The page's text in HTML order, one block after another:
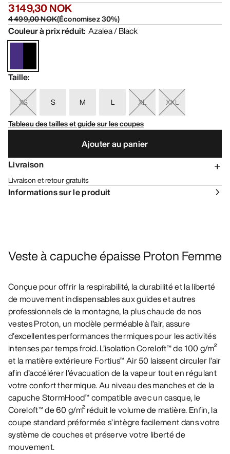
3 149,30 NOK
4 499,00 NOK(Économisez30%)
Couleur à prix réduit: Azalea / Black
Taille:
XS S M L XL
XXL
Tableau des tailles et guide sur les coupes
Ajouter au panier
Livraison
Livraison et retour gratuits
Informations sur le produit
Veste à capuche épaisse Proton Femme
Conçue pour offrir la respirabilité, la durabilité et la liberté
de mouvement indispensables aux guides et autres
professionnels de la montagne, la plus chaude de nos
vestes Proton, un modèle perméable à l’air, assure
d’excellentes performances thermiques pour les activités
intenses par temps froid. L’isolation Coreloft™ de 100 g/m²
et la matière extérieure Fortius™ Air 50 laissent circuler l’air
afin d’accélérer l’évacuation de la vapeur tout en régulant
votre confort thermique. Au niveau des manches et de la
capuche StormHood™ compatible avec un casque, le
Coreloft™ de 60 g/m² réduit le volume de matière. Enfin, la
coupe standard préformée s’intègre facilement dans votre
système de couches et préserve votre liberté de
mouvement.